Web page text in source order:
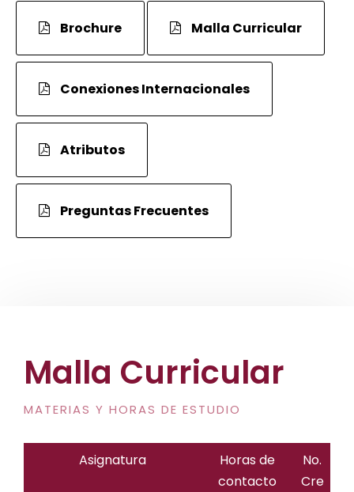
Brochure Malla Curricular
Conexiones Internacionales
Atributos
Preguntas Frecuentes
Malla Curricular
MATERIAS Y HORAS DE ESTUDIO
Asignatura
Horas de
contacto
No.
Cre